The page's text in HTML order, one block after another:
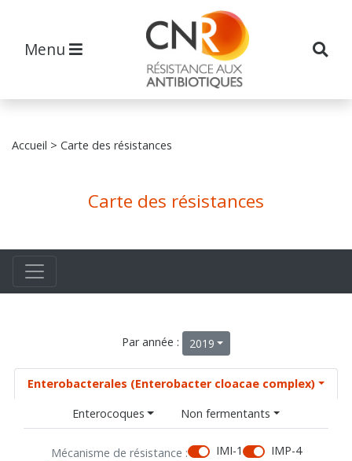
Menu
Accueil > Carte des résistances
Carte des résistances
Par année : 2019
Enterobacterales (Enterobacter cloacae complex)
Enterocoques
Non fermentants
Mécanisme de résistance : IMI-1
IMP-4